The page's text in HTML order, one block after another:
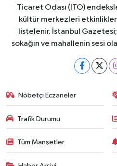
Ticaret Odası (İTO)
kültür merkezleri
listelenir. İstanbul
sokağın ve mahallenin sesi
Nöbetçi Eczaneler
Trafik Durumu
Tüm Manşetler